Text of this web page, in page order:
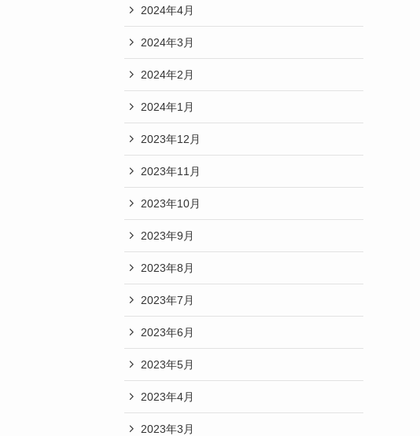
2024年4月
2024年3月
2024年2月
2024年1月
2023年12月
2023年11月
2023年10月
2023年9月
2023年8月
2023年7月
2023年6月
2023年5月
2023年4月
2023年3月